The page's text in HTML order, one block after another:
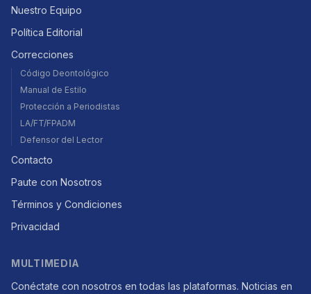
Nuestro Equipo
Política Editorial
Correcciones
Código Deontológico
Manual de Estilo
Protección a Periodistas
LA/FT/FPADM
Defensor del Lector
Contacto
Paute con Nosotros
Términos y Condiciones
Privacidad
MULTIMEDIA
Conéctate con nosotros en todas las plataformas. Noticias en